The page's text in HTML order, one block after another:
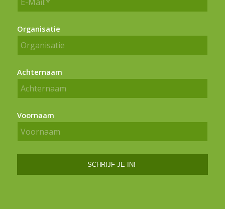
Organisatie
Achternaam
Voornaam